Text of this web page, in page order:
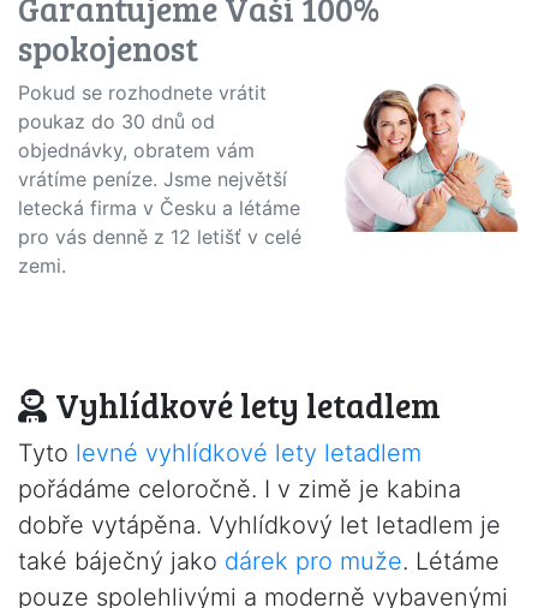
spokojenost
Pokud se rozhodnete vrátit
poukaz do 30 dnů od
objednávky, obratem vám
vrátíme peníze. Jsme největší
letecká firma v Česku a létáme
pro vás denně z 12 letišť v celé
zemi.
Vyhlídkové lety letadlem
Tyto levné vyhlídkové lety letadlem
pořádáme celoročně. I v zimě je kabina
dobře vytápěna. Vyhlídkový let letadlem je
také báječný jako dárek pro muže. Létáme
pouze spolehlivými a moderně vybavenými